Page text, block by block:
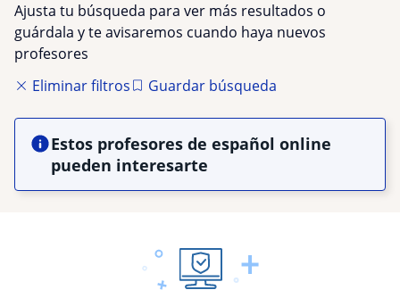
Ajusta tu búsqueda para ver más resultados o
guárdala y te avisaremos cuando haya nuevos
profesores
Eliminar filtros
Guardar búsqueda
Estos profesores de español online
pueden interesarte